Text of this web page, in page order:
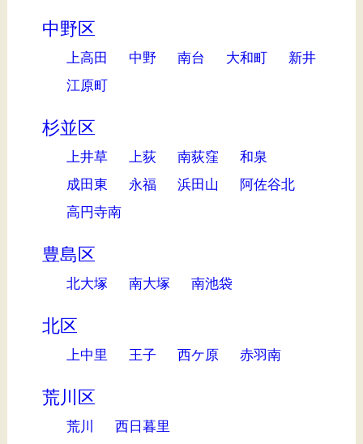
中野区
上高田 中野 南台 大和町
新井
江原町
杉並区
上井草 上荻 南荻窪
和泉
成田東
永福 浜田山
阿佐谷北
高円寺南
豊島区
北大塚 南大塚 南池袋
北区
上中里 王子 西ケ原 赤羽南
荒川区
荒川 西日暮里